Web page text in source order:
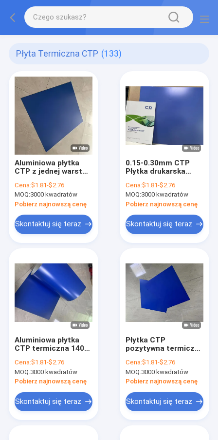
Płyta Termiczna CTP (133)
Aluminiowa płytka
CTP z jednej warstwy
wysokiej wydajności
produkcji
Cena:$1.81-$2.76
MOQ:3000 kwadratów
Pobierz najnowszą cenę
Skontaktuj się teraz
0.15-0.30mm CTP
Płytka drukarska
Jednorazowa
powłoka 18 miesięcy
Cena:$1.81-$2.76
MOQ:3000 kwadratów
Pobierz najnowszą cenę
Skontaktuj się teraz
Aluminiowa płytka
CTP termiczna 140-
ofset
Cena:$1.81-$2.76
MOQ:3000 kwadratów
Pobierz najnowszą cenę
Skontaktuj się teraz
Płytka CTP
pozytywna termiczna
jakość druku i
wydajność
Cena:$1.81-$2.76
MOQ:3000 kwadratów
Pobierz najnowszą cenę
Skontaktuj się teraz